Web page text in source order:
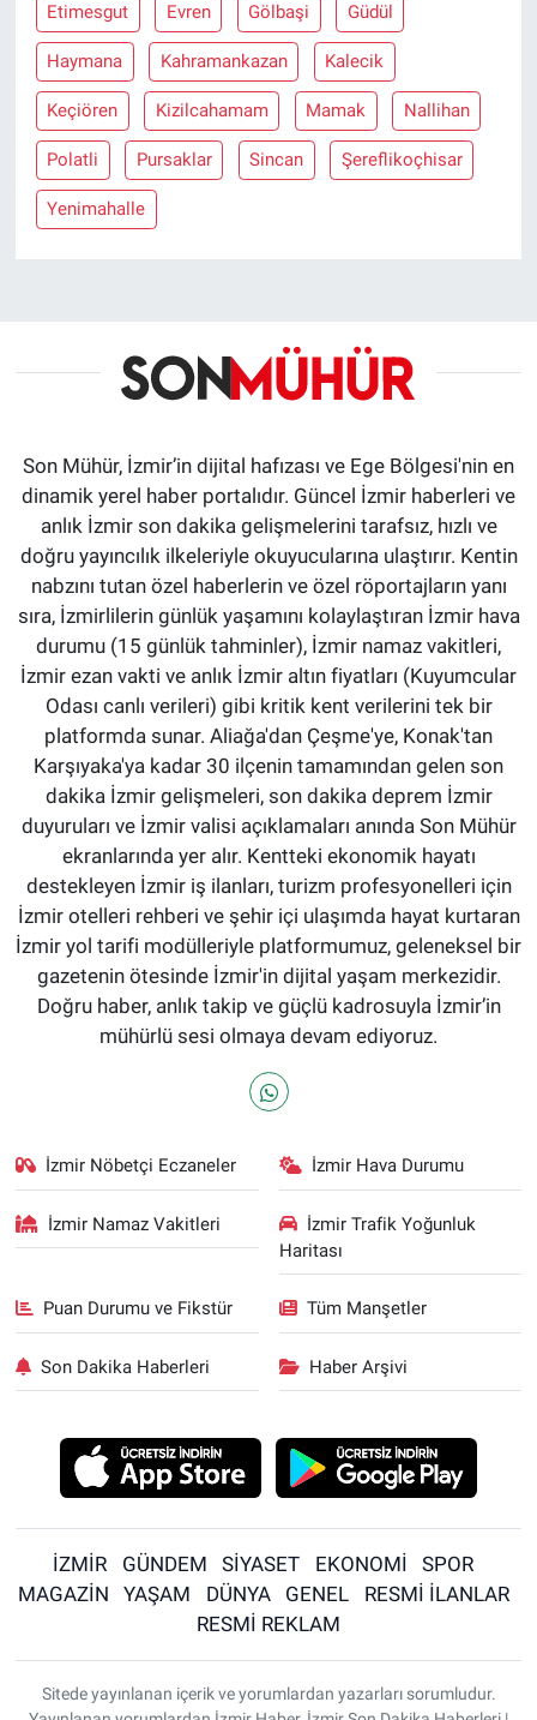
Etimesgut Evren Gölbaşi Güdül
Haymana Kahramankazan Kalecik
Keçiören Kizilcahamam Mamak Nallihan
Polatli Pursaklar Sincan Şereflikoçhisar
Yenimahalle
Son Mühür, İzmir’in dijital hafızası ve Ege Bölgesi'nin en
dinamik yerel haber portalıdır. Güncel İzmir haberleri ve
anlık İzmir son dakika gelişmelerini tarafsız, hızlı ve
doğru yayıncılık ilkeleriyle okuyucularına ulaştırır. Kentin
nabzını tutan özel haberlerin ve özel röportajların yanı
sıra, İzmirlilerin günlük yaşamını kolaylaştıran İzmir hava
durumu (15 günlük tahminler), İzmir namaz vakitleri,
İzmir ezan vakti ve anlık İzmir altın fiyatları (Kuyumcular
Odası canlı verileri) gibi kritik kent verilerini tek bir
platformda sunar. Aliağa'dan Çeşme'ye, Konak'tan
Karşıyaka'ya kadar 30 ilçenin tamamından gelen son
dakika İzmir gelişmeleri, son dakika deprem İzmir
duyuruları ve İzmir valisi açıklamaları anında Son Mühür
ekranlarında yer alır. Kentteki ekonomik hayatı
destekleyen İzmir iş ilanları, turizm profesyonelleri için
İzmir otelleri rehberi ve şehir içi ulaşımda hayat kurtaran
İzmir yol tarifi modülleriyle platformumuz, geleneksel bir
gazetenin ötesinde İzmir'in dijital yaşam merkezidir.
Doğru haber, anlık takip ve güçlü kadrosuyla İzmir’in
mühürlü sesi olmaya devam ediyoruz.
İzmir Nöbetçi Eczaneler İzmir Hava Durumu
İzmir Namaz Vakitleri
İzmir Trafik Yoğunluk
Haritası
Puan Durumu ve Fikstür Tüm Manşetler
Son Dakika Haberleri Haber Arşivi
İZMİR GÜNDEM SİYASET EKONOMİ
SPOR
MAGAZİN
YAŞAM DÜNYA GENEL
RESMİ İLANLAR
RESMİ REKLAM
Sitede yayınlanan içerik ve yorumlardan yazarları sorumludur.